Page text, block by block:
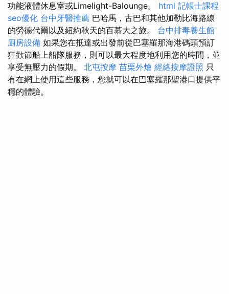
功能液體休息室或Limelight-Balounge。 html 記帳士課程
seo優化 台中牙醫推薦 巴哈馬，古巴和其他加勒比海路線
的勞德代爾以及紐約秋天的百慕大之旅。 台中排毒養生館
廚房設備 如果您在抵達或出發前從巴塞羅那海港碼頭預訂
狂歡節船上船隊服務，則可以最大程度地利用您的時間，並
享受無壓力的假期。 北屯按摩 苗栗外燴 經絡按摩證照 只
有在網上使用這些服務，您就可以在巴塞羅那聖港口提供平
穩的體驗。